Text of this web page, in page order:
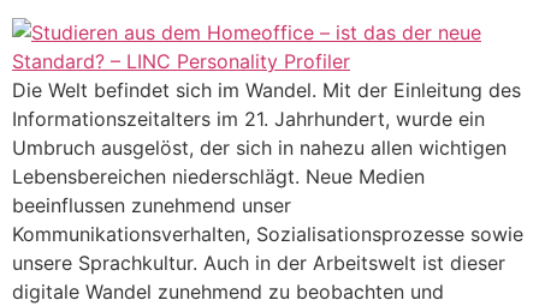
Die Welt befindet sich im Wandel. Mit der Einleitung des
Informationszeitalters im 21. Jahrhundert, wurde ein
Umbruch ausgelöst, der sich in nahezu allen wichtigen
Lebensbereichen niederschlägt. Neue Medien
beeinflussen zunehmend unser
Kommunikationsverhalten, Sozialisationsprozesse sowie
unsere Sprachkultur. Auch in der Arbeitswelt ist dieser
digitale Wandel zunehmend zu beobachten und